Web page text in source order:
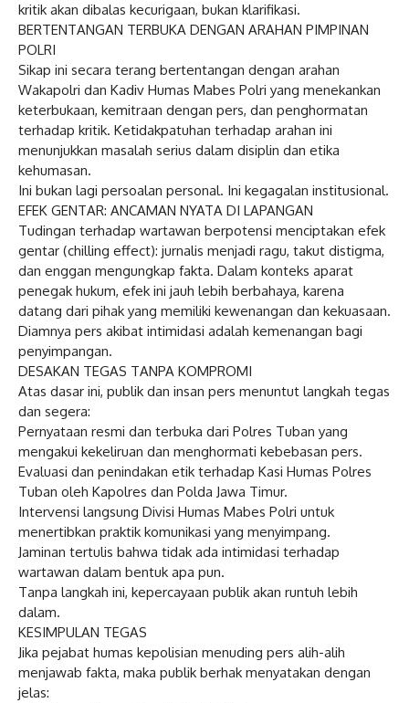
kritik akan dibalas kecurigaan, bukan klarifikasi.
BERTENTANGAN TERBUKA DENGAN ARAHAN PIMPINAN
POLRI
Sikap ini secara terang bertentangan dengan arahan
Wakapolri dan Kadiv Humas Mabes Polri yang menekankan
keterbukaan, kemitraan dengan pers, dan penghormatan
terhadap kritik. Ketidakpatuhan terhadap arahan ini
menunjukkan masalah serius dalam disiplin dan etika
kehumasan.
Ini bukan lagi persoalan personal. Ini kegagalan institusional.
EFEK GENTAR: ANCAMAN NYATA DI LAPANGAN
Tudingan terhadap wartawan berpotensi menciptakan efek
gentar (chilling effect): jurnalis menjadi ragu, takut distigma,
dan enggan mengungkap fakta. Dalam konteks aparat
penegak hukum, efek ini jauh lebih berbahaya, karena
datang dari pihak yang memiliki kewenangan dan kekuasaan.
Diamnya pers akibat intimidasi adalah kemenangan bagi
penyimpangan.
DESAKAN TEGAS TANPA KOMPROMI
Atas dasar ini, publik dan insan pers menuntut langkah tegas
dan segera:
Pernyataan resmi dan terbuka dari Polres Tuban yang
mengakui kekeliruan dan menghormati kebebasan pers.
Evaluasi dan penindakan etik terhadap Kasi Humas Polres
Tuban oleh Kapolres dan Polda Jawa Timur.
Intervensi langsung Divisi Humas Mabes Polri untuk
menertibkan praktik komunikasi yang menyimpang.
Jaminan tertulis bahwa tidak ada intimidasi terhadap
wartawan dalam bentuk apa pun.
Tanpa langkah ini, kepercayaan publik akan runtuh lebih
dalam.
KESIMPULAN TEGAS
Jika pejabat humas kepolisian menuding pers alih-alih
menjawab fakta, maka publik berhak menyatakan dengan
jelas: